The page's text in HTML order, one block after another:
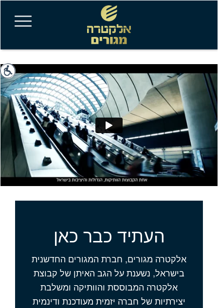
העתיד כבר כאן
אלקטרה מגורים, חברת המגורים החדשנית
בישראל, נשענת על הגב האיתן של קבוצת
אלקטרה המבוססת והוותיקה ומשלבת
יצירתיות של חברה יזמית מעודכנת ודינמית